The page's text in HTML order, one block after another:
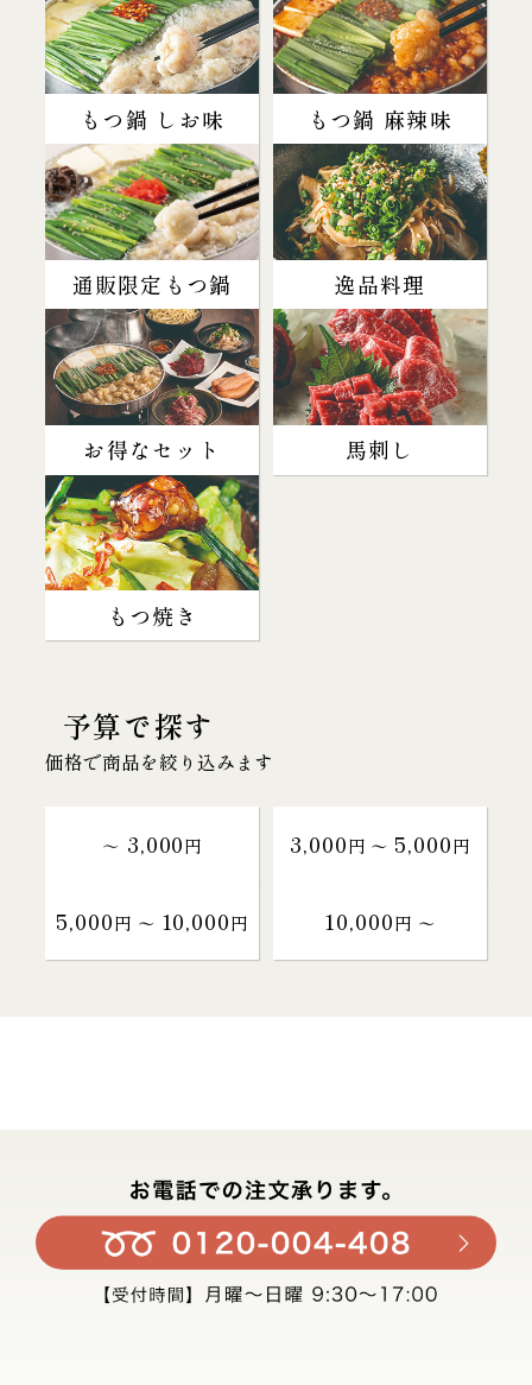
もつ鍋 しお味 もつ鍋 麻辣味
通販限定もつ鍋 逸品料理
お得なセット 馬刺し
もつ焼き
予算で探す
価格で商品を絞り込みます
～ 3,000円 3,000円 〜 5,000円
5,000円 〜 10,000円 10,000円 〜